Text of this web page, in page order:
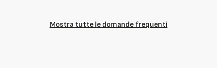
Mostra tutte le domande frequenti